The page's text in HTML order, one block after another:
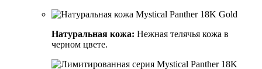
Натуральная кожа: Нежная телячья кожа в
черном цвете.